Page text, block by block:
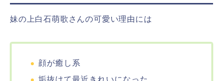
妹の上白石萌歌さんの可愛い理由には
顔が癒し系
垢抜けて最近きれいになった